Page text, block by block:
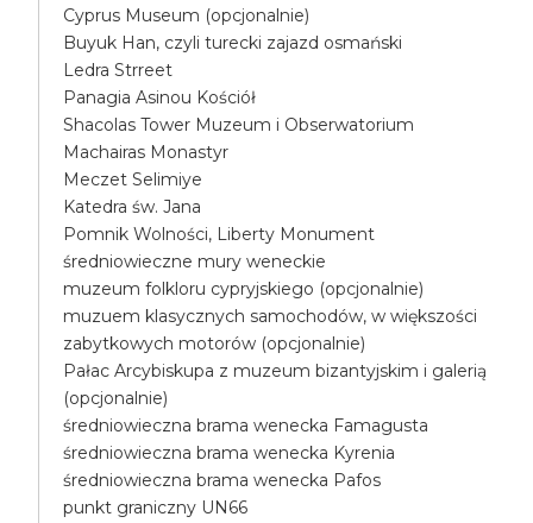
Cyprus Museum (opcjonalnie)
Buyuk Han, czyli turecki zajazd osmański
Ledra Strreet
Panagia Asinou Kościół
Shacolas Tower Muzeum i Obserwatorium
Machairas Monastyr
Meczet Selimiye
Katedra św. Jana
Pomnik Wolności, Liberty Monument
średniowieczne mury weneckie
muzeum folkloru cypryjskiego (opcjonalnie)
muzuem klasycznych samochodów, w większości
zabytkowych motorów (opcjonalnie)
Pałac Arcybiskupa z muzeum bizantyjskim i galerią
(opcjonalnie)
średniowieczna brama wenecka Famagusta
średniowieczna brama wenecka Kyrenia
średniowieczna brama wenecka Pafos
punkt graniczny UN66